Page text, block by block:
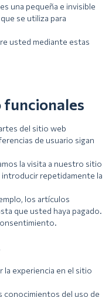
una pequeña e invisible
se utiliza para
usted mediante estas
funcionales
del sitio web
de usuario sigan
la visita a nuestro sitio
repetidamente la
los artículos
que usted haya pagado.
la experiencia en el sitio
conocimientos del uso de